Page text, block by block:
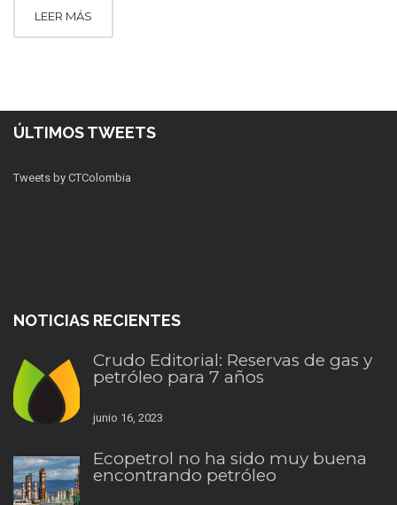
LEER MÁS
ÚLTIMOS TWEETS
Tweets by CTColombia
NOTICIAS RECIENTES
Crudo Editorial: Reservas de gas y
petróleo para 7 años
junio 16, 2023
Ecopetrol no ha sido muy buena
encontrando petróleo